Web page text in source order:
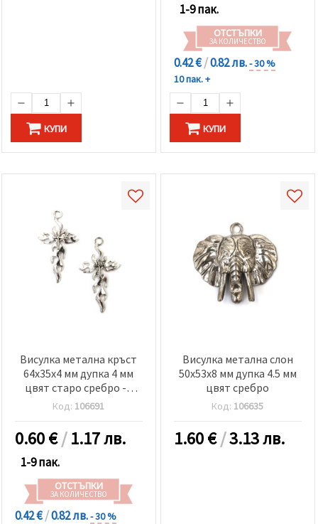
КУПИ
1-9 пак.
ОТСТЪПКИ
ЗА КОЛИЧЕСТВО
0.42 €/0.82 лв.- 30 %
10 пак. +
КУПИ
Висулка метална кръст
64x35x4 мм дупка 4 мм
цвят старо сребро -2
броя
Код: 106691
0.60€/1.17 лв.
1-9 пак.
ОТСТЪПКИ
ЗА КОЛИЧЕСТВО
0.42 €/0.82 лв.- 30 %
Висулка метална слон
50x53x8 мм дупка 4.5 мм
цвят сребро
Код: 106635
1.60€/3.13 лв.